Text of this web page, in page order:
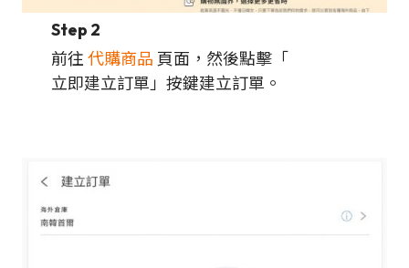
Step 2
前往 代購商品 頁面，然後點擊「
立即建立訂單」按鍵建立訂單。